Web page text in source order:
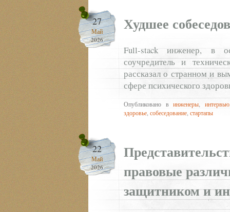
27
Май
2026
Худшее
Full-stack инженер, в
соучредитель и
рассказал о странном и
сфере психического
Опубликовано винженеры, интервью
здоровье,собеседование,стартапы
22
Май
2026
правовые
защитником и